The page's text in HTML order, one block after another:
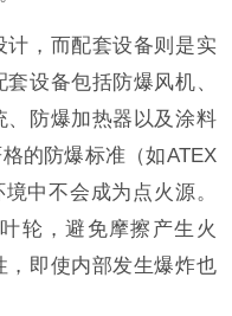
计，而配套设备则是实
设备包括防爆风机、
、防爆加热器以及涂料
的防爆标准（如ATEX
中不会成为点火源。
轮，避免摩擦产生火
即使内部发生爆炸也